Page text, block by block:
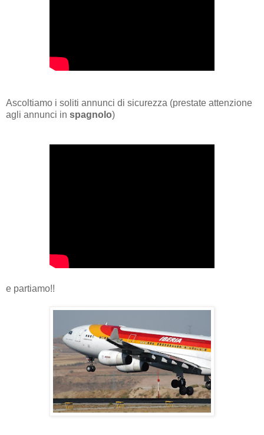
Ascoltiamo i soliti annunci di sicurezza (prestate attenzione
agli annunci in spagnolo)
e partiamo!!